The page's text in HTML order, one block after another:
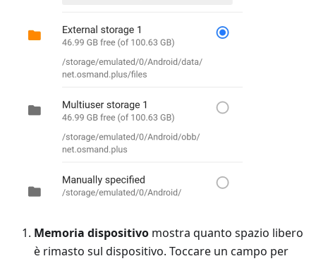
Memoria dispositivo mostra quanto spazio libero
è rimasto sul dispositivo. Toccare un campo per